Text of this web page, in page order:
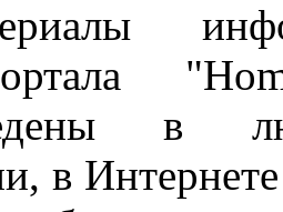
портала
в
в